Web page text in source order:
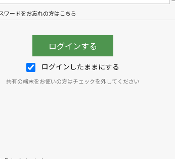
ワードをお忘れの方はこちら
ログインしたままにする
共有の端末をお使いの方はチェックを外してください